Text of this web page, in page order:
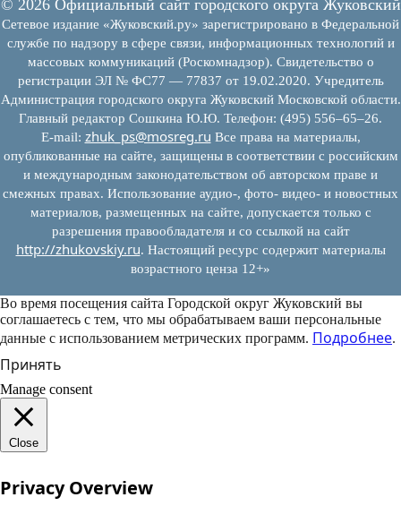
© 2026 Официальный сайт городского округа Жуковский
Сетевое издание «Жуковский.ру» зарегистрировано в Федеральной
службе по надзору в сфере связи, информационных технологий и
массовых коммуникаций (Роскомнадзор). Свидетельство о
регистрации ЭЛ № ФС77 — 77837 от 19.02.2020. Учредитель
Администрация городского округа Жуковский Московской области.
Главный редактор Сошкина Ю.Ю. Телефон: (495) 556–65–26.
E‑mail: zhuk_ps@mosreg.ru Все права на материалы,
опубликованные на сайте, защищены в соответствии с российским
и международным законодательством об авторском праве и
смежных правах. Использование аудио-, фото- видео- и новостных
материалов, размещенных на сайте, допускается только с
разрешения правообладателя и со ссылкой на сайт
http://zhukovskiy.ru. Настоящий ресурс содержит материалы
возрастного ценза 12+»
Во время посещения сайта Городской округ Жуковский вы
соглашаетесь с тем, что мы обрабатываем ваши персональные
данные с использованием метрических программ. Подробнее.
Принять
Manage consent
Close
Privacy Overview